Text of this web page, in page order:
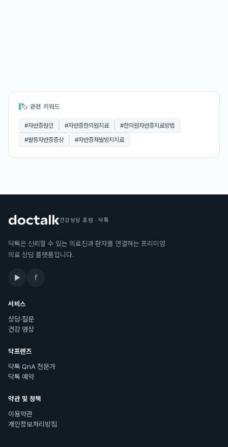
🏷 관련 키워드
#자반증원인 #자반증한의원치료 #한의원자반증치료방법
#발등자반증증상 #자반증재발방지치료
건강상담 포럼 · 닥톡
닥톡은 신뢰할 수 있는 의료진과 환자를 연결하는 프리미엄
의료 상담 플랫폼입니다.
▶ f
서비스
상담·질문
건강 영상
닥프렌즈
닥톡 QnA 전문가
닥톡 예약
약관 및 정책
이용약관
개인정보처리방침